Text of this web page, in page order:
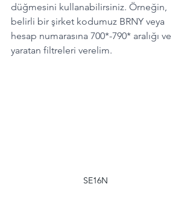
düğmesini kullanabilirsiniz. Örneğin,
belirli bir şirket kodumuz BRNY veya
hesap numarasına 700*-790* aralığı ve
yaratan filtreleri verelim.
SE16N